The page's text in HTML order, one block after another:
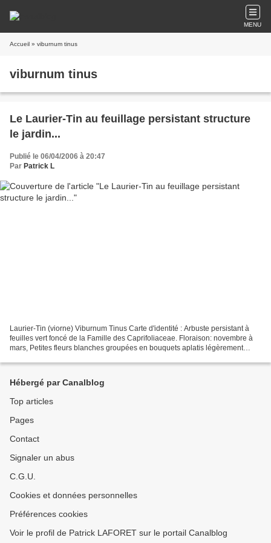
MENU
Accueil » viburnum tinus
viburnum tinus
Le Laurier-Tin au feuillage persistant structure
le jardin...
Publié le 06/04/2006 à 20:47
Par Patrick L
Laurier-Tin (viorne) Viburnum Tinus Carte d'identité : Arbuste persistant à
feuilles vert foncé de la Famille des Caprifoliaceae. Floraison: novembre à
mars, Petites fleurs blanches groupées en bouquets aplatis légèrement
Hébergé par Canalblog
Top articles
Pages
Contact
Signaler un abus
C.G.U.
Cookies et données personnelles
Préférences cookies
Voir le profil de Patrick LAFORET sur le portail Canalblog